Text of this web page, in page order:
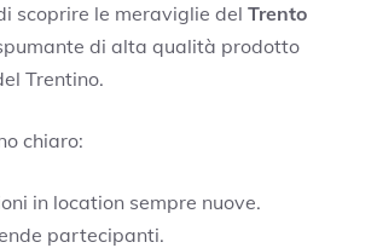
scoprire le meraviglie del Trento
di alta qualità prodotto
Trentino.
chiaro:
in location sempre nuove.
partecipanti.